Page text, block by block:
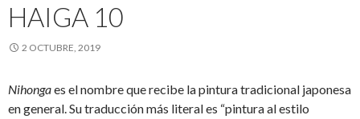
HAIGA 10
2 OCTUBRE, 2019
Nihongaes el nombre que recibe la pintura tradicional japonesa
en general. Su traducción más literal es “pintura al estilo